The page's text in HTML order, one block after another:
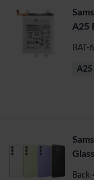
A25
BAT-
A25